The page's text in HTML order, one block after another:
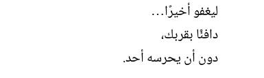
ليغفو أخيرًا…
دافئًا بقربك،
دون أن يحرسه أحد.